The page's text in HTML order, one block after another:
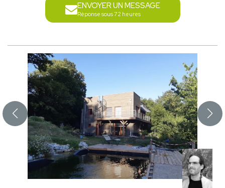
ENVOYER UN MESSAGE
Réponse sous 72 heures